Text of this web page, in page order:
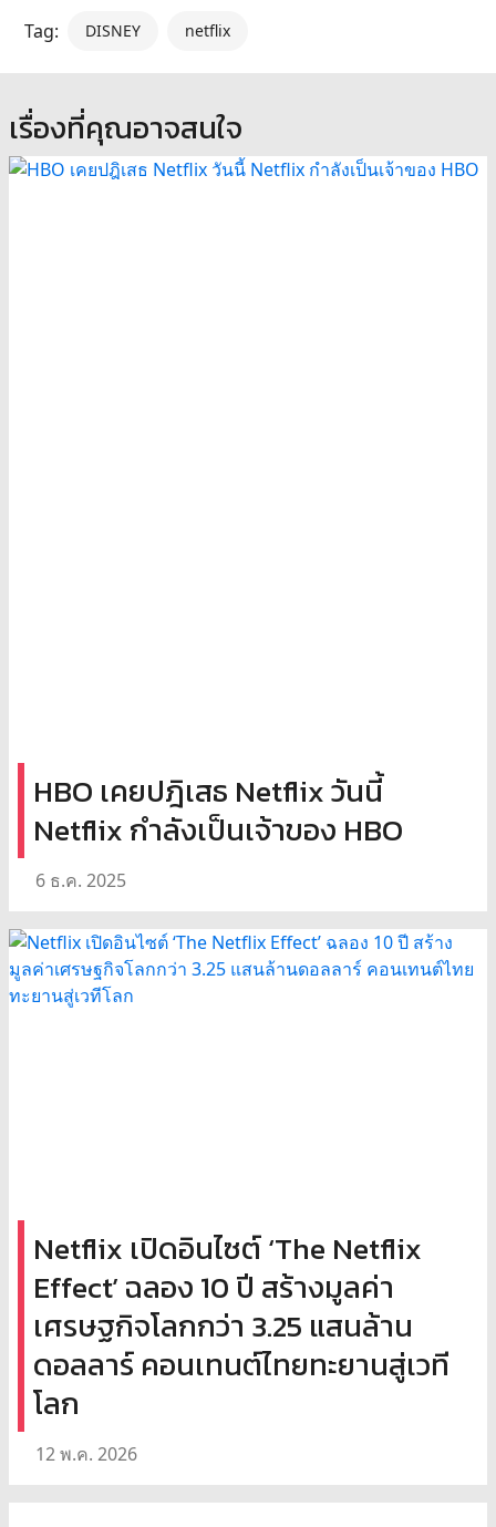
Tag: DISNEY netflix
เรื่องที่คุณอาจสนใจ
HBO เคยปฎิเสธ Netflix วันนี้
Netflix กำลังเป็นเจ้าของ HBO
6 ธ.ค. 2025
Netflix เปิดอินไซต์ ‘The Netflix
Effect’ ฉลอง 10 ปี สร้างมูลค่า
เศรษฐกิจโลกกว่า 3.25 แสนล้าน
ดอลลาร์ คอนเทนต์ไทยทะยานสู่เวที
โลก
12 พ.ค. 2026